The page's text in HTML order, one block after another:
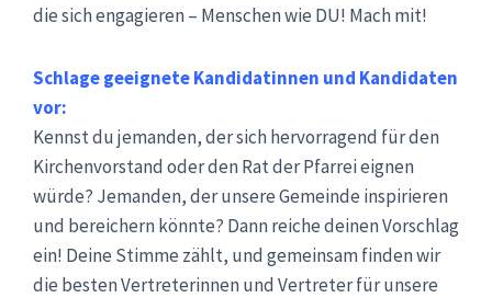
die sich engagieren – Menschen wie DU! Mach mit!
Schlage geeignete Kandidatinnen und Kandidaten
vor:
Kennst du jemanden, der sich hervorragend für den
Kirchenvorstand oder den Rat der Pfarrei eignen
würde? Jemanden, der unsere Gemeinde inspirieren
und bereichern könnte? Dann reiche deinen Vorschlag
ein! Deine Stimme zählt, und gemeinsam finden wir
die besten Vertreterinnen und Vertreter für unsere